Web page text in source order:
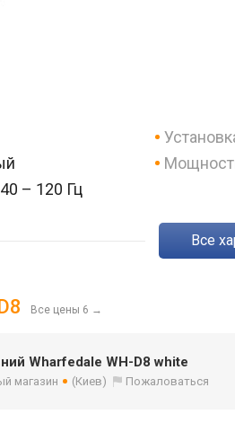
40 – 120 Гц
Все
Все цены 6 →
Wharfedale WH-D8 white
магазин (Киев) Пожаловаться